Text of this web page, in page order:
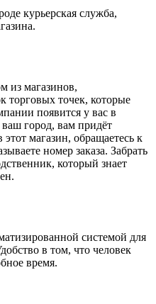
курьерская служба,
из магазинов,
точек, которые
появится у вас в
ваш город, вам придёт
магазин, обращаетесь к
номер заказа. Забрать
который знает
системой для
в том, что человек
время.